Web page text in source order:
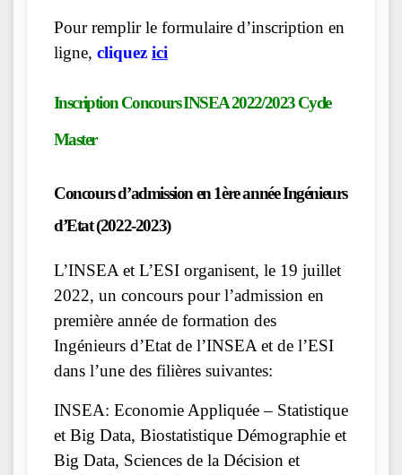
Pour remplir le formulaire d’inscription en
ligne, cliquez ici
Inscription Concours INSEA 2022/2023 Cycle
Master
Concours d’admission en 1ère année Ingénieurs
d’Etat (2022-2023)
L’INSEA et L’ESI organisent, le 19 juillet
2022, un concours pour l’admission en
première année de formation des
Ingénieurs d’Etat de l’INSEA et de l’ESI
dans l’une des filières suivantes:
INSEA: Economie Appliquée – Statistique
et Big Data, Biostatistique Démographie et
Big Data, Sciences de la Décision et